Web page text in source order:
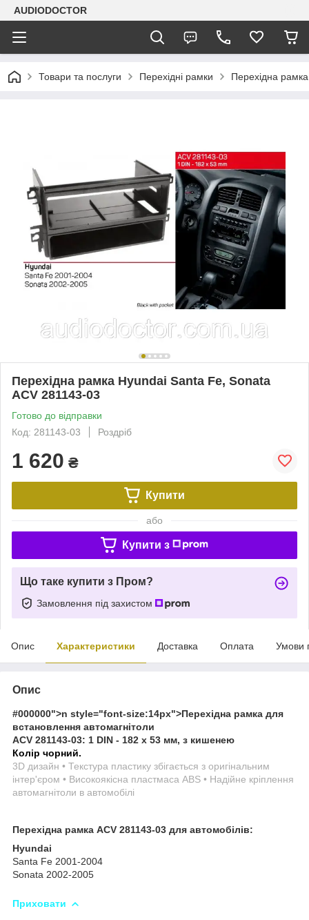
AUDIODOCTOR
Товари та послуги Перехідні рамки Перехідна
Перехідна рамка Hyundai Santa Fe, Sonata
ACV 281143-03
Готово до відправки
Код: 281143-03
Роздріб
1 620 ₴
Купити
або
Купити з
Що таке купити з Пром?
Замовлення під захистом
Опис Характеристики Доставка Оплата Умови
Опис
#000000">n style="font-size:14px">Перехідна рамка для
встановлення автомагнітоли
ACV 281143-03: 1 DIN - 182 x 53 мм, з кишенею
Колір чорний.
3D дизайн • Текстура пластику збігається з оригінальним
інтер'єром • Високоякісна пластмаса ABS • Надійне кріплення
автомагнітоли в автомобілі
Перехідна рамка ACV 281143-03 для автомобілів:
Hyundai
Santa Fe 2001-2004
Sonata 2002-2005
Приховати